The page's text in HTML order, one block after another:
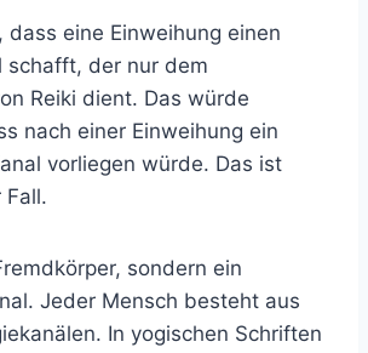
dass eine Einweihung einen
schafft, der nur dem
Reiki dient. Das würde
nach einer Einweihung ein
vorliegen würde. Das ist
Fall.
sondern ein
Jeder Mensch besteht aus
In yogischen Schriften